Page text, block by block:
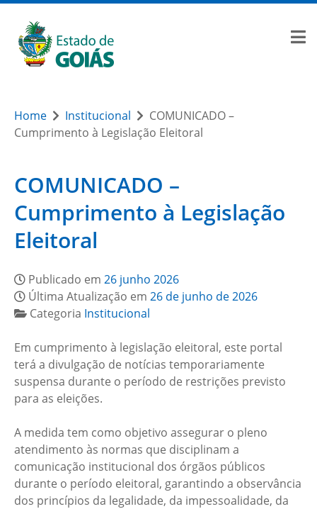
Home Institucional
COMUNICADO –
Cumprimento à Legislação Eleitoral
COMUNICADO –
Cumprimento à Legislação
Eleitoral
Publicado em 26 junho 2026
Última Atualização em 26 de junho de 2026
Categoria Institucional
Em cumprimento à legislação eleitoral, este portal
terá a divulgação de notícias temporariamente
suspensa durante o período de restrições previsto
para as eleições.
A medida tem como objetivo assegurar o pleno
atendimento às normas que disciplinam a
comunicação institucional dos órgãos públicos
durante o período eleitoral, garantindo a observância
dos princípios da legalidade, da impessoalidade, da